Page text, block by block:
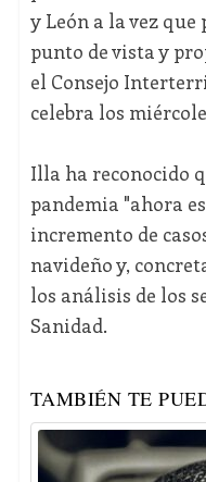
y León a la vez
punto de vista y
el Consejo
celebra los
Illa ha reconocido
pandemia "ahora
incremento de
navideño y,
los análisis de los
Sanidad.
TAMBIÉN TE